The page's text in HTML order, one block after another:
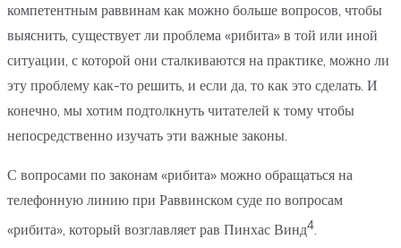
компетентным раввинам как можно больше вопросов, чтобы
выяснить, существует ли проблема «рибита» в той или иной
ситуации, с которой они сталкиваются на практике, можно ли
эту проблему как-то решить, и если да, то как это сделать. И
конечно, мы хотим подтолкнуть читателей к тому чтобы
непосредственно изучать эти важные законы.
С вопросами по законам «рибита» можно обращаться на
телефонную линию при Раввинском суде по вопросам
«рибита», который возглавляет рав Пинхас Винд4.